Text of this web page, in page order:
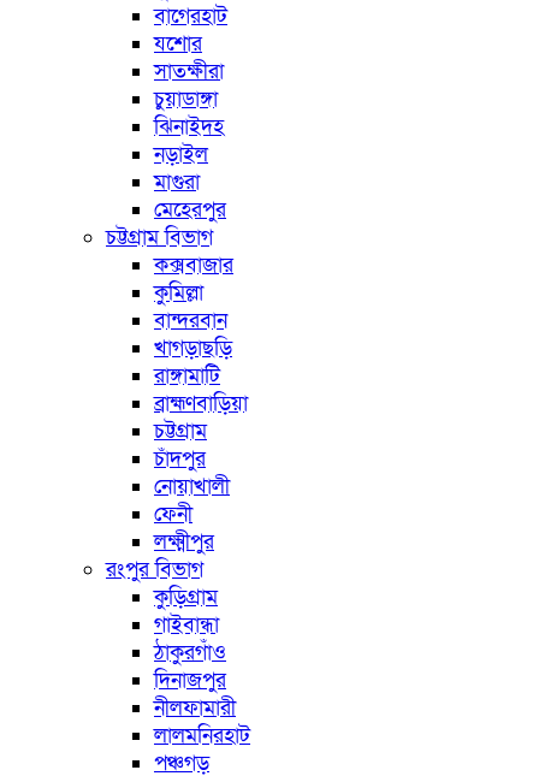
বাগেরহাট
যশোর
সাতক্ষীরা
চুয়াডাঙ্গা
ঝিনাইদহ
নড়াইল
মাগুরা
মেহেরপুর
চট্টগ্রাম বিভাগ
কক্সবাজার
কুমিল্লা
বান্দরবান
খাগড়াছড়ি
রাঙ্গামাটি
ব্রাহ্মণবাড়িয়া
চট্টগ্রাম
চাঁদপুর
নোয়াখালী
ফেনী
লক্ষ্মীপুর
রংপুর বিভাগ
কুড়িগ্রাম
গাইবান্ধা
ঠাকুরগাঁও
দিনাজপুর
নীলফামারী
লালমনিরহাট
পঞ্চগড়